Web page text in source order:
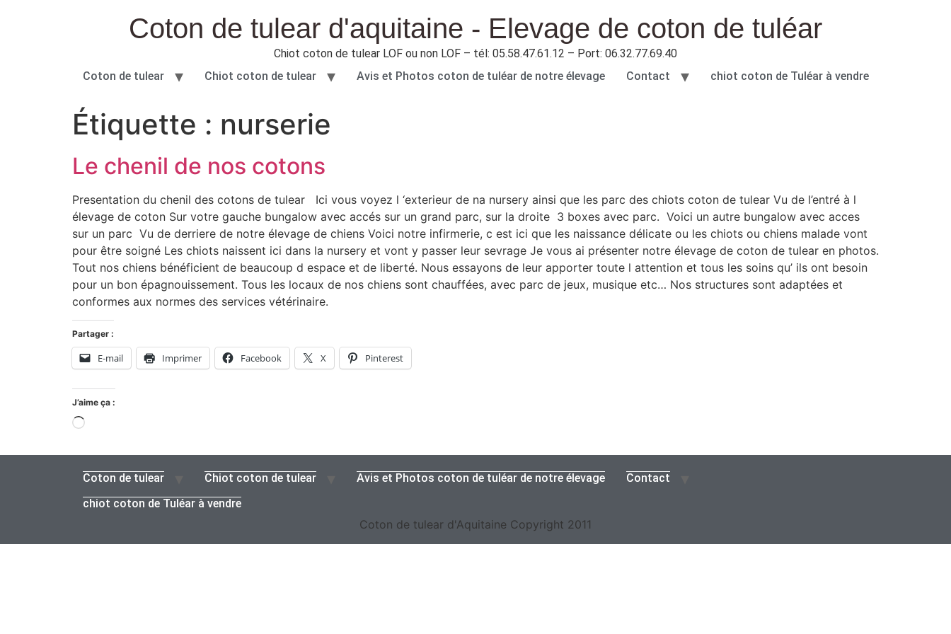
Coton de tulear d'aquitaine - Elevage de coton de tuléar
Chiot coton de tulear LOF ou non LOF – tél: 05.58.47.61.12 – Port: 06.32.77.69.40
Coton de tulear
Chiot coton de tulear Avis et Photos coton de tuléar de notre élevage Contact chiot coton de Tuléar à vendre
Étiquette : nurserie
Le chenil de nos cotons
Presentation du chenil des cotons de tulear Ici vous voyez l ‘exterieur de na nursery ainsi que les parc des chiots coton de tulear Vu de l’entré à l
élevage de coton Sur votre gauche bungalow avec accés sur un grand parc, sur la droite 3 boxes avec parc. Voici un autre bungalow avec acces
sur un parc Vu de derriere de notre élevage de chiens Voici notre infirmerie, c est ici que les naissance délicate ou les chiots ou chiens malade vont
pour être soigné Les chiots naissent ici dans la nursery et vont y passer leur sevrage Je vous ai présenter notre élevage de coton de tulear en photos.
Tout nos chiens bénéficient de beaucoup d espace et de liberté. Nous essayons de leur apporter toute l attention et tous les soins qu’ ils ont besoin
pour un bon épagnouissement. Tous les locaux de nos chiens sont chauffées, avec parc de jeux, musique etc… Nos structures sont adaptées et
conformes aux normes des services vétérinaire.
Partager :
E-mail Imprimer Facebook X Pinterest
J’aime ça :
Coton de tulear Chiot coton de tulear Avis et Photos coton de tuléar de notre élevage
Contact
chiot coton de Tuléar à vendre
Coton de tulear d'Aquitaine Copyright 2011